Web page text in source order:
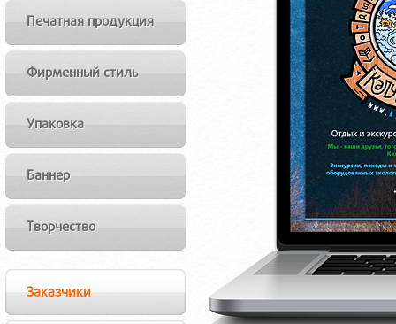
Печатная продукция
Фирменный стиль
Упаковка
Баннер
Творчество
Заказчики